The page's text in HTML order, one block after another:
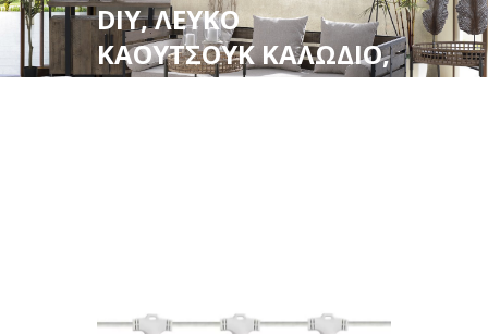
DIY, ΛΕΥΚΟ
ΚΑΟΥΤΣΟΥΚ ΚΑΛΩΔΙΟ,
ΓΙΑ ΚΟΥΡΤΙΝΑ, 6